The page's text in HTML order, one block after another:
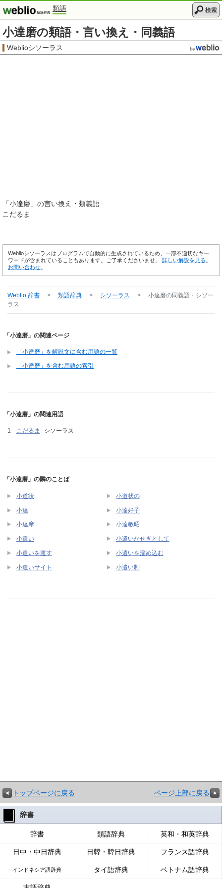
類語 検索
小達磨の類語・言い換え・同義語
Weblioシソーラス
「小達磨 」の言い換え・類義語
こだるま
Weblioシソーラスはプログラムで自動的に生成されているため、一部不適切なキー
ワードが含まれていることもあります。ご了承くださいませ。 詳しい解説を見る
お問い合わせ
Weblio 辞書 > 類語辞典 > シソーラス > 小達磨の同義語・シソー
ラス
「小達磨」の関連ページ
「小達磨」を解説文に含む用語の一覧
「小達磨」を含む用語の索引
「小達磨」の関連用語
こだるま シソーラス
「小達磨」の隣のことば
小道状 小道状の
小達 小達好子
小達摩 小達敏昭
小遣い 小遣いかせぎとして
小遣いを渡す 小遣いを溜め込む
小遣いサイト 小遣い制
トップページに戻る ページ上部に戻る
辞書
辞書 類語辞典 英和・和英辞典
日中・中日辞典 日韓・韓日辞典 フランス語辞典
インドネシア語辞典 タイ語辞典 ベトナム語辞典